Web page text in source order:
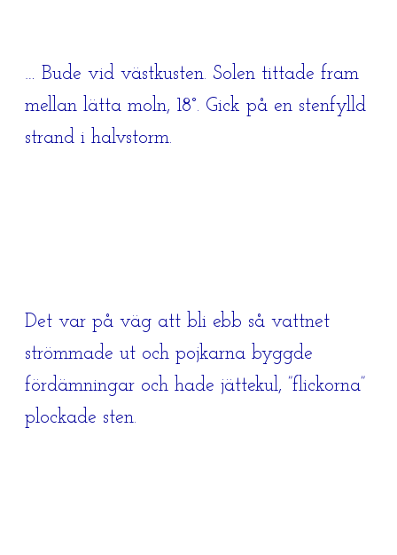
… Bude vid västkusten. Solen tittade fram
mellan lätta moln, 18°. Gick på en stenfylld
strand i halvstorm.
Det var på väg att bli ebb så vattnet
strömmade ut och pojkarna byggde
fördämningar och hade jättekul, ”flickorna”
plockade sten.